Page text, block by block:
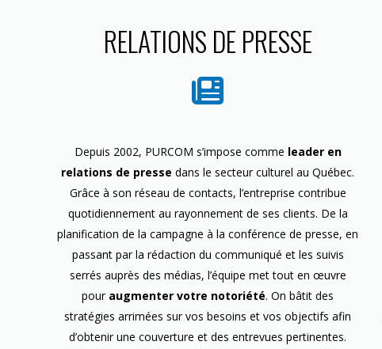
RELATIONS DE PRESSE
Depuis 2002, PURCOM s’impose comme leader en
relations de presse dans le secteur culturel au Québec.
Grâce à son réseau de contacts, l’entreprise contribue
quotidiennement au rayonnement de ses clients. De la
planification de la campagne à la conférence de presse, en
passant par la rédaction du communiqué et les suivis
serrés auprès des médias, l’équipe met tout en œuvre
pour augmenter votre notoriété. On bâtit des
stratégies arrimées sur vos besoins et vos objectifs afin
d’obtenir une couverture et des entrevues pertinentes.